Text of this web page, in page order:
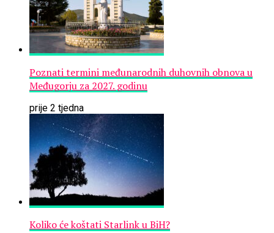
Poznati termini međunarodnih duhovnih obnova u
Međugorju za 2027. godinu
prije 2 tjedna
Koliko će koštati Starlink u BiH?